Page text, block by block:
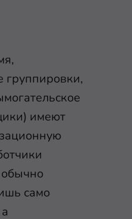
группировки,
имеют
само